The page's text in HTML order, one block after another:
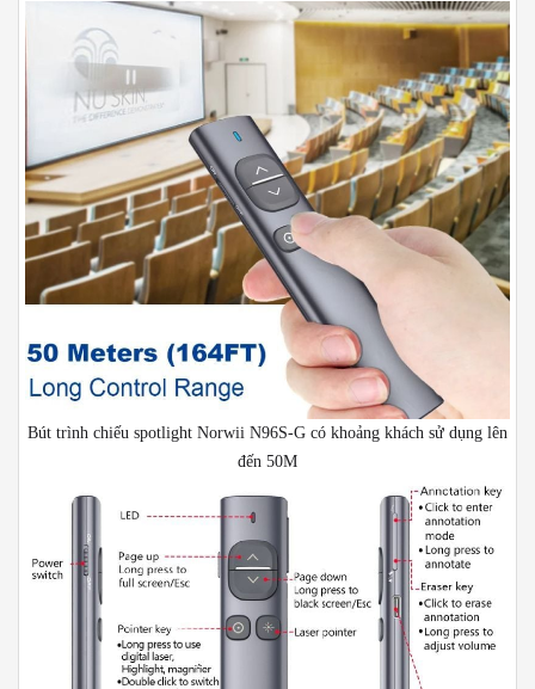
Bút trình chiếu spotlight Norwii N96S-G có khoảng khách sử dụng lên
đến 50M